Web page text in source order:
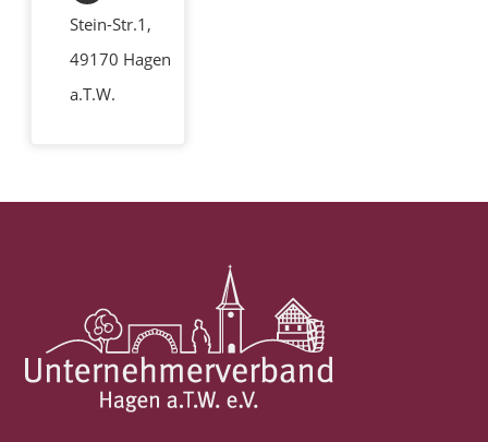
Stein-Str.1,
49170 Hagen
a.T.W.